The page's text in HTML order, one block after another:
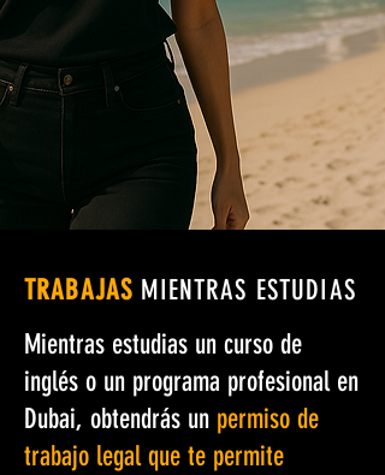
TRABAJAS MIENTRAS ESTUDIAS
Mientras estudias un curso de
inglés o un programa profesional en
Dubai, obtendrás un permiso de
trabajo legal que te permite